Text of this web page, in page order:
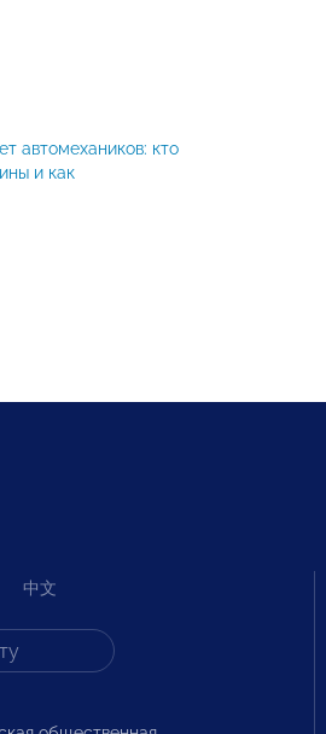
автомехаников: кто
и как
中文